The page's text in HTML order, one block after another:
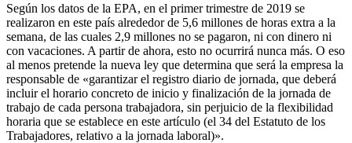
Según los datos de la EPA, en el primer trimestre de 2019 se
realizaron en este país alrededor de 5,6 millones de horas extra a la
semana, de las cuales 2,9 millones no se pagaron, ni con dinero ni
con vacaciones. A partir de ahora, esto no ocurrirá nunca más. O eso
al menos pretende la nueva ley que determina que será la empresa la
responsable de «garantizar el registro diario de jornada, que deberá
incluir el horario concreto de inicio y finalización de la jornada de
trabajo de cada persona trabajadora, sin perjuicio de la flexibilidad
horaria que se establece en este artículo (el 34 del Estatuto de los
Trabajadores, relativo a la jornada laboral)».